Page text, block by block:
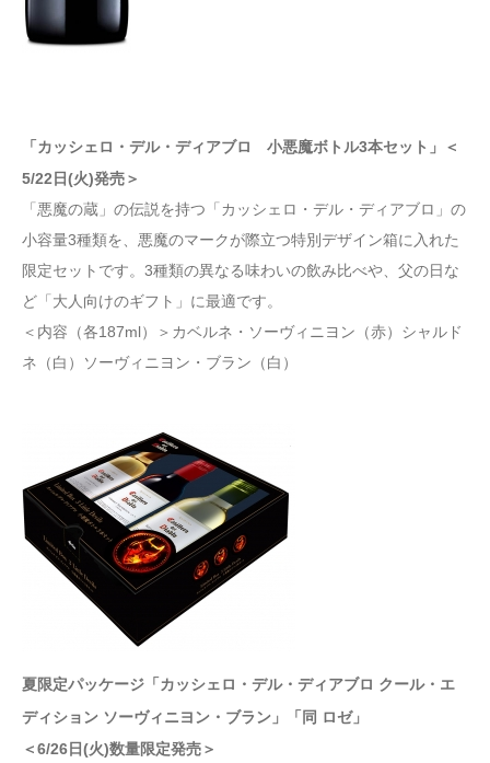
「カッシェロ・デル・ディアブロ 小悪魔ボトル3本セット」＜
5/22日(火)発売＞
「悪魔の蔵」の伝説を持つ「カッシェロ・デル・ディアブロ」の
小容量3種類を、悪魔のマークが際立つ特別デザイン箱に入れた
限定セットです。3種類の異なる味わいの飲み比べや、父の日な
ど「大人向けのギフト」に最適です。
＜内容（各187ml）＞カベルネ・ソーヴィニヨン（赤）シャルド
ネ（白）ソーヴィニヨン・ブラン（白）
夏限定パッケージ「カッシェロ・デル・ディアブロ クール・エ
ディション ソーヴィニヨン・ブラン」「同 ロゼ」
＜6/26日(火)数量限定発売＞